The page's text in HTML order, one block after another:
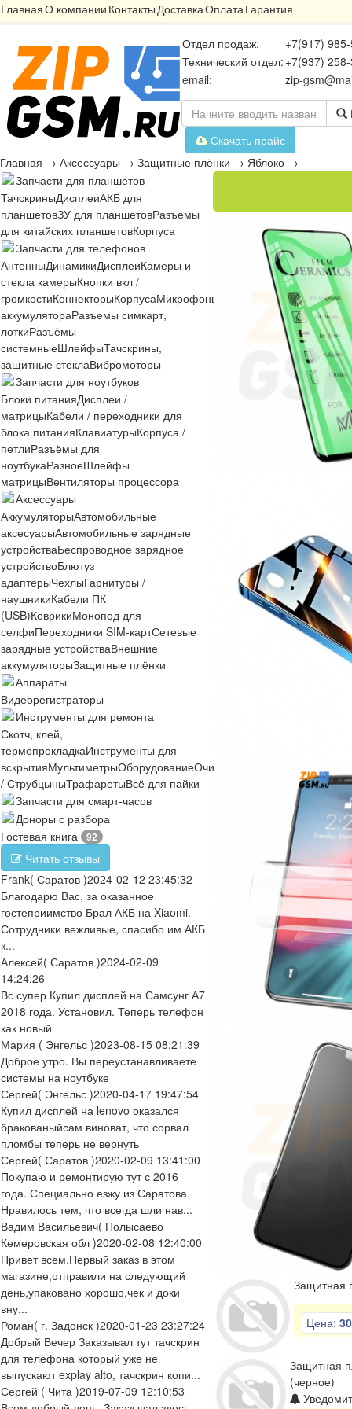
ГлавнаяО компании КонтактыДоставкаОплатаГарантия
Отдел продаж:
+7(917)
Технический отдел: +7(937)
email:
zip-
Скачать прайс
Главная → Аксессуары → Защитные плёнки → Яблоко →
Запчасти для планшетов
ТачскриныДисплеиАКБ для
планшетовЗУ для планшетовРазъемы
для китайских планшетовКорпуса
Запчасти для телефонов
АнтенныДинамикиДисплеиКамеры и
стекла камерыКнопки вкл /
громкостиКоннекторыКорпусаМикрофоны Микросхемы Платы
аккумулятораРазъемы симкарт,
лоткиРазъёмы
системныеШлейфыТачскрины,
защитные стеклаВибромоторы
Запчасти для ноутбуков
Блоки питанияДисплеи /
матрицыКабели / переходники для
блока питанияКлавиатурыКорпуса /
петлиРазъёмы для
ноутбукаРазноеШлейфы
матрицыВентиляторы процессора
Аксессуары
АккумуляторыАвтомобильные
аксесуарыАвтомобильные зарядные
устройстваБеспроводное зарядное
устройствоБлютуз
адаптерыЧехлыГарнитуры /
наушникиКабели ПК
(USB)КоврикиМонопод для
селфиПереходники SIM-картСетевые
зарядные устройстваВнешние
аккумуляторыЗащитные плёнки
Аппараты
Видеорегистраторы
Инструменты для ремонта
Скотч, клей,
термопрокладкаИнструменты для
вскрытияМультиметрыОборудованиеОчистители
/ СтрубцыныТрафаретыВсё для пайки
Запчасти для смарт-часов
Доноры с разбора
Гостевая книга
92
Читать отзывы
Frank( Саратов )2024-02-12 23:45:32
Благодарю Вас, за оказанное
гостеприимство Брал АКБ на Xiaomi.
Сотрудники вежливые, спасибо им АКБ
к...
Алексей( Саратов )2024-02-09
14:24:26
Вс супер Купил дисплей на Самсунг А7
2018 года. Установил. Теперь телефон
как новый
Мария ( Энгельс )2023-08-15 08:21:39
Доброе утро. Вы переустанавливаете
системы на ноутбуке
Сергей( Энгельс )2020-04-17 19:47:54
Купил дисплей на lenovo оказался
бракованыйсам виноват, что сорвал
пломбы теперь не вернуть
Сергей( Саратов )2020-02-09 13:41:00
Покупаю и ремонтирую тут с 2016
года. Специально езжу из Саратова.
Нравилось тем, что всегда шли нав...
Вадим Васильевич( Полысаево
Кемеровская обл )2020-02-08 12:40:00
Привет всем.Первый заказ в этом
магазине,отправили на следующий
день,упаковано хорошо,чек и доки
вну...
Роман( г. Задонск )2020-01-23 23:27:24
Добрый Вечер Заказывал тут тачскрин
для телефона который уже не
выпускают explay alto, тачскрин копи...
Сергей ( Чита )2019-07-09 12:10:53
Защитная
Цена:
Защитная
(черное)